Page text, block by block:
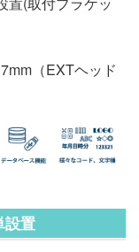
（EXTヘッド
設置